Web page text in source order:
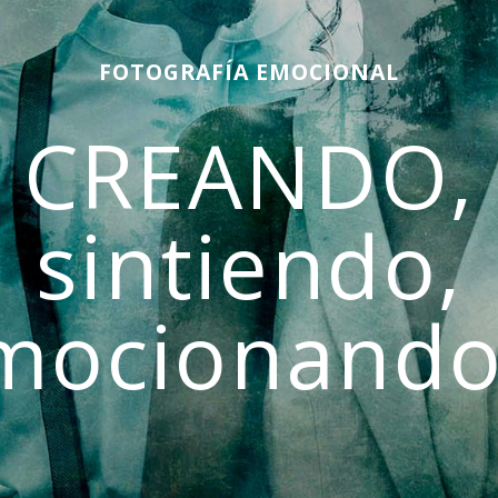
FOTOGRAFÍA EMOCIONAL
CREANDO,
sintiendo,